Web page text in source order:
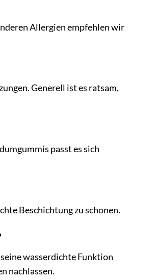
Allergien empfehlen wir
Generell ist es ratsam,
passt es sich
Beschichtung zu schonen.
wasserdichte Funktion
nachlassen.